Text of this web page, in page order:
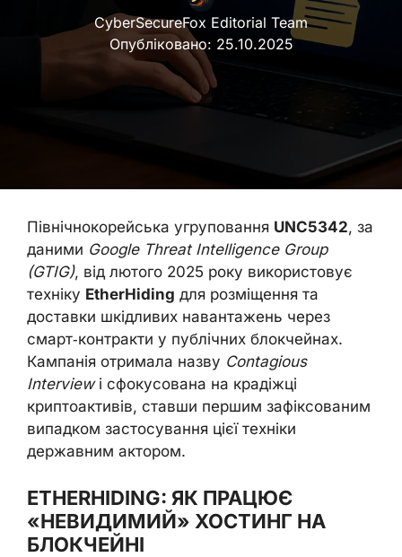
CyberSecureFox Editorial Team
Опубліковано: 25.10.2025
Північнокорейська угруповання UNC5342, за
даними Google Threat Intelligence Group
(GTIG), від лютого 2025 року використовує
техніку EtherHiding для розміщення та
доставки шкідливих навантажень через
смарт‑контракти у публічних блокчейнах.
Кампанія отримала назву Contagious
Interviewі сфокусована на крадіжці
криптоактивів, ставши першим зафіксованим
випадком застосування цієї техніки
державним актором.
ETHERHIDING: ЯК ПРАЦЮЄ
«НЕВИДИМИЙ» ХОСТИНГ НА
БЛОКЧЕЙНІ